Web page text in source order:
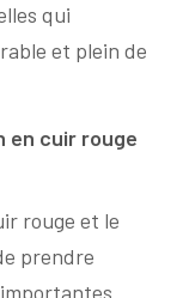
qui
et plein de
en cuir rouge
rouge et le
prendre